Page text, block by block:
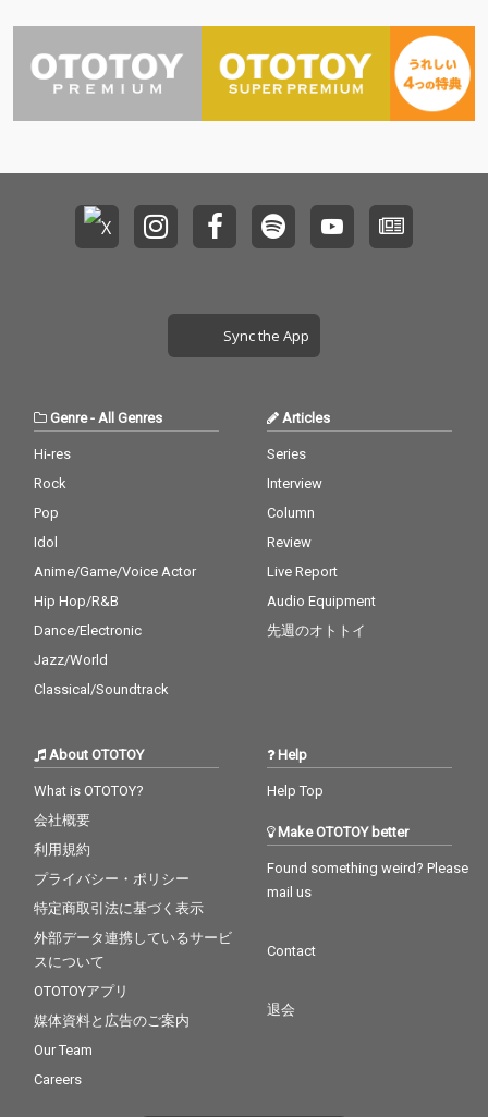
Sync the App
Genre- All Genres
Hi-res
Rock
Pop
Idol
Anime/Game/Voice Actor
Hip Hop/R&B
Dance/Electronic
Jazz/World
Classical/Soundtrack
Articles
Series
Interview
Column
Review
Live Report
Audio Equipment
先週のオトトイ
About OTOTOY
What is OTOTOY?
会社概要
利用規約
プライバシー・ポリシー
特定商取引法に基づく表示
外部データ連携しているサービ
スについて
OTOTOYアプリ
媒体資料と広告のご案内
Our Team
Careers
Help
Help Top
Make OTOTOY better
Found something weird? Please
mail us
Contact
退会